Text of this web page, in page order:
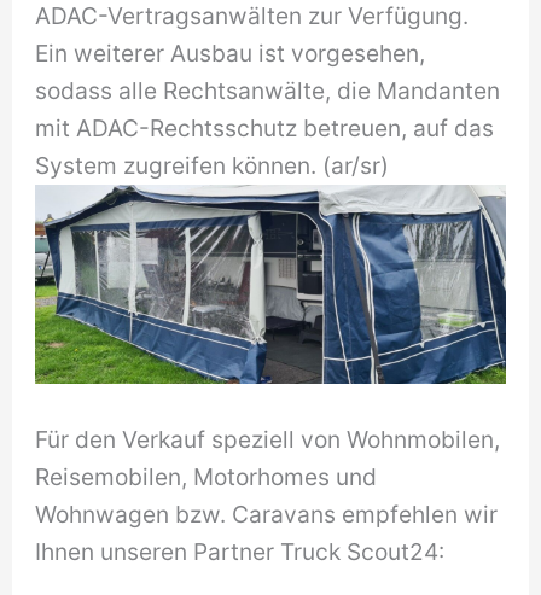
ADAC-Vertragsanwälten zur Verfügung.
Ein weiterer Ausbau ist vorgesehen,
sodass alle Rechtsanwälte, die Mandanten
mit ADAC-Rechtsschutz betreuen, auf das
System zugreifen können. (ar/sr)
Für den Verkauf speziell von Wohnmobilen,
Reisemobilen, Motorhomes und
Wohnwagen bzw. Caravans empfehlen wir
Ihnen unseren Partner Truck Scout24: